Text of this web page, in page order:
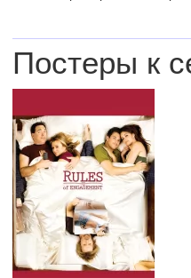
Постеры к